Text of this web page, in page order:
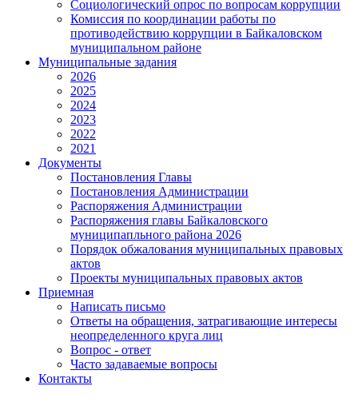
Социологический опрос по вопросам коррупции
Комиссия по координации работы по
противодействию коррупции в Байкаловском
муниципальном районе
Муниципальные задания
2026
2025
2024
2023
2022
2021
Документы
Постановления Главы
Постановления Администрации
Распоряжения Администрации
Распоряжения главы Байкаловского
муниципапльного района 2026
Порядок обжалования муниципальных правовых
актов
Проекты муниципальных правовых актов
Приемная
Написать письмо
Ответы на обращения, затрагивающие интересы
неопределенного круга лиц
Вопрос - ответ
Часто задаваемые вопросы
Контакты